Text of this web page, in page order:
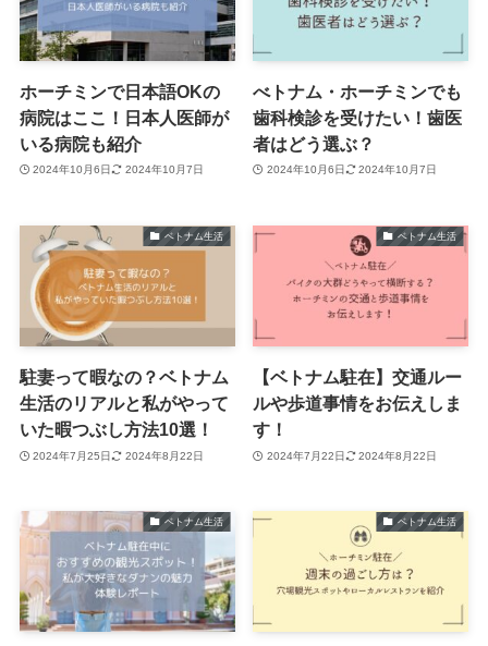
ホーチミンで日本語OKの
病院はここ！日本人医師が
いる病院も紹介
2024年10月6日 2024年10月7日
べトナム・ホーチミンでも
歯科検診を受けたい！歯医
者はどう選ぶ？
2024年10月6日 2024年10月7日
ベトナム生活
駐妻って暇なの？ベトナム
生活のリアルと私がやって
いた暇つぶし方法10選！
2024年7月25日 2024年8月22日
ベトナム生活
【ベトナム駐在】交通ルー
ルや歩道事情をお伝えしま
す！
2024年7月22日 2024年8月22日
ベトナム生活 ベトナム生活